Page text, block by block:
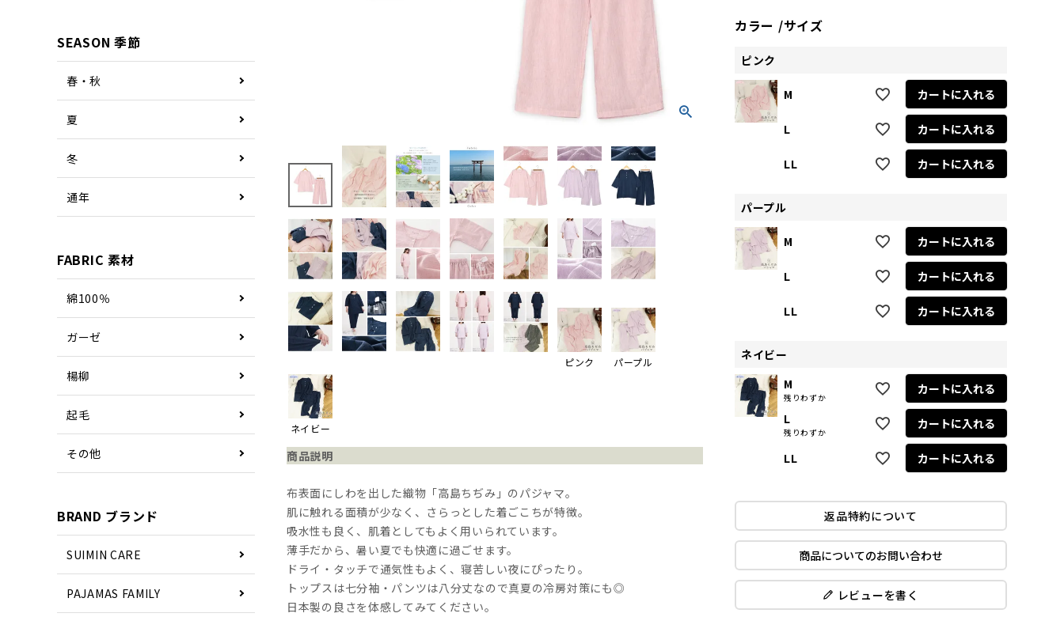
SEASON 季節
春・秋
夏
冬
通年
FABRIC 素材
綿100％
ガーゼ
楊柳
起毛
その他
BRAND ブランド
SUIMIN CARE
PAJAMAS FAMILY
ピンク パープル
ネイビー
商品説明
布表面にしわを出した織物「高島ちぢみ」のパジャマ。
肌に触れる面積が少なく、さらっとした着ごこちが特徴。
吸水性も良く、肌着としてもよく用いられています。
薄手だから、暑い夏でも快適に過ごせます。
ドライ・タッチで通気性もよく、寝苦しい夜にぴったり。
トップスは七分袖・パンツは八分丈なので真夏の冷房対策にも◎
日本製の良さを体感してみてください。
カラー サイズ
ピンク
M カートに入れる
L カートに入れる
LL カートに入れる
パープル
M カートに入れる
L カートに入れる
LL カートに入れる
ネイビー
M
残りわずか
カートに入れる
L
残りわずか
カートに入れる
LL カートに入れる
返品特約について
商品についてのお問い合わせ
レビューを書く